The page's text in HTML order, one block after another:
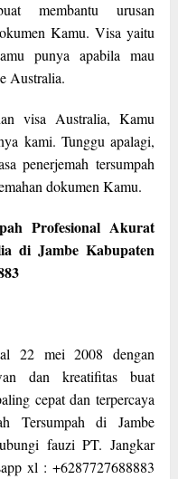
membantu urusan
Kamu. Visa yaitu
punya apabila mau
Australia.
visa Australia, Kamu
kami. Tunggu apalagi,
penerjemah tersumpah
dokumen Kamu.
Profesional Akurat
di Jambe Kabupaten
22 mei 2008 dengan
dan kreatifitas buat
cepat dan terpercaya
Tersumpah di Jambe
fauzi PT. Jangkar
xl : +6287727688883